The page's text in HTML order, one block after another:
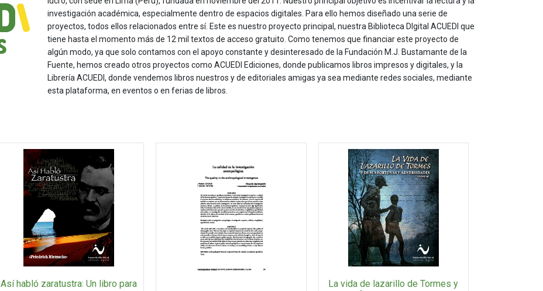
investigación académica, especialmente dentro de espacios digitales. Para ello hemos diseñado una serie de
proyectos, todos ellos relacionados entre sí. Este es nuestro proyecto principal, nuestra Biblioteca DIgital ACUEDI que
tiene hasta el momento más de 12 mil textos de acceso gratuito. Como tenemos que financiar este proyecto de
algún modo, ya que solo contamos con el apoyo constante y desinteresado de la Fundación M.J. Bustamante de la
Fuente, hemos creado otros proyectos como ACUEDI Ediciones, donde publicamos libros impresos y digitales, y la
Librería ACUEDI, donde vendemos libros nuestros y de editoriales amigas ya sea mediante redes sociales, mediante
esta plataforma, en eventos o en ferias de libros.
Así habló zaratustra: Un libro para
La vida de lazarillo de Tormes y